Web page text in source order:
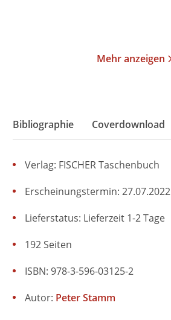
Mehr anzeigen
Bibliographie Coverdownload
Verlag: FISCHER Taschenbuch
Erscheinungstermin: 27.07.2022
Lieferstatus: Lieferzeit 1-2 Tage
ISBN: 978-3-596-03125-2
192 Seiten
Autor: Peter Stamm